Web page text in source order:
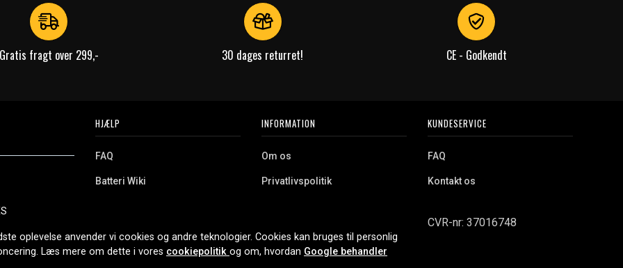
Gratis fragt over 299,- 30 dages returret! CE - Godkendt
Vi tilbyder et
og meget
siden
HJÆLP
FAQ
Batteri Wiki
Erhvervskunde
INFORMATION
Om os
Privatlivspolitik
Cookies
KUNDESERVICE
FAQ
Kontakt os
CVR-nr: 37016748
oplevelse anvender vi cookies og andre teknologier. Cookies kan bruges til personlig
Læs mere om dette i vores cookiepolitik og om, hvordan Google behandler